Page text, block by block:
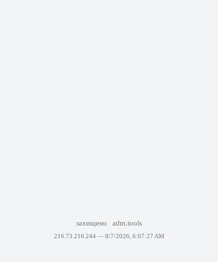
захищено adm.tools
216.73.216.244 — 8/7/2026, 6:07:27 AM